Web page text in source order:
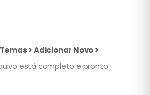
> Adicionar Novo >
está completo e pronto